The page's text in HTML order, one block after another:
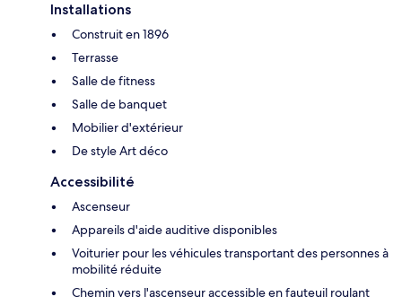
Installations
Construit en 1896
Terrasse
Salle de fitness
Salle de banquet
Mobilier d'extérieur
De style Art déco
Accessibilité
Ascenseur
Appareils d'aide auditive disponibles
Voiturier pour les véhicules transportant des personnes à
mobilité réduite
Chemin vers l'ascenseur accessible en fauteuil roulant